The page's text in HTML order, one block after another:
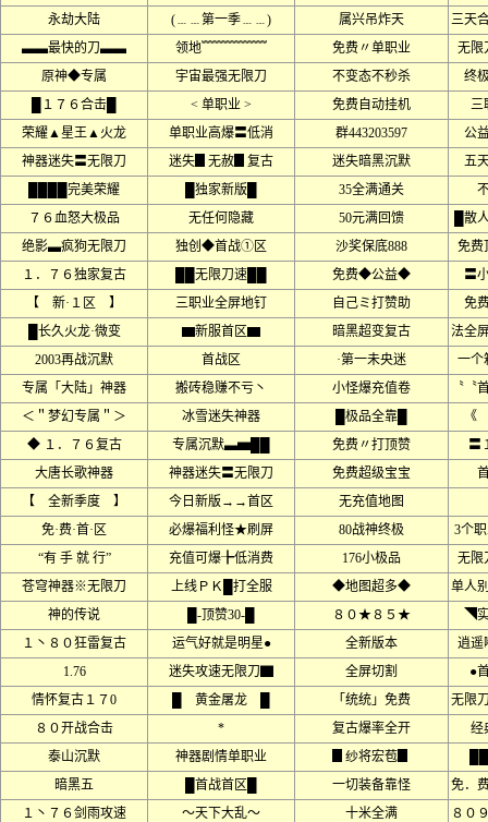
永劫大陆
(﹍﹍第一季﹍﹍) 属兴吊炸天
三天
▃▃最快的刀▃▃
领地﹌﹌﹌﹌﹌ 免费〃单职业
无限
原神◆专属
宇宙最强无限刀 不变态不秒杀
终
█１７６合击█
< 单职业 > 免费自动挂机
三
荣耀▲星王▲火龙
单职业高爆〓低消 群443203597
公
神器迷失〓无限刀
迷失▊无赦▊复古 迷失暗黑沉默
五
████完美荣耀
█独家新版█ 35全满通关
７６血怒大极品
无任何隐藏 50元满回馈
█散
绝影▃疯狗无限刀
独创◆首战①区 沙奖保底888
免
１．７６独家复古
██无限刀速██ 免费◆公益◆
〓
【 新·１区 】
三职业全屏地钉 自己ミ打赞助
免
█长久火龙·微变
▆新服首区▆ 暗黑超变复古
法全
2003再战沉默
首战区 ·第一未央迷
一个
专属「大陆」神器
搬砖稳赚不亏丶 小怪爆充值卷
〝〝
＜＂梦幻专属＂＞
冰雪迷失神器 █极品全靠█
◆ １．７６复古
专属沉默▃▅██ 免费〃打顶赞
〓
大唐长歌神器
神器迷失〓无限刀 免费超级宝宝
【 全新季度 】
今日新版→→首区
无充值地图
免·费·首·区
必爆福利怪★刷屏 80战神终极
3个
“有 手 就 行”
充值可爆╊低消费 176小极品
无限
苍穹神器※无限刀
上线ＰＫ█打全服 ◆地图超多◆
单人
神的传说
█-顶赞30-█ ８０★８５★
◥
１丶８０狂雷复古
运气好就是明星● 全新版本
逍遥
1.76
迷失攻速无限刀▇ 全屏切割
●
情怀复古１７0
█ 黄金屠龙 █ 「统统」免费
无限
８０开战合击
* 复古爆率全开
经
泰山沉默
神器剧情单职业 ▊纱将宏苞▊
暗黑五
█首战首区█ 一切装备靠怪
免．
１丶７６剑雨攻速
～天下大乱～ 十米全满
８０